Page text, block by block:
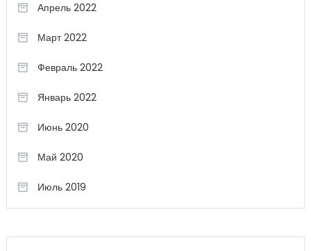
Апрель 2022
Март 2022
Февраль 2022
Январь 2022
Июнь 2020
Май 2020
Июль 2019